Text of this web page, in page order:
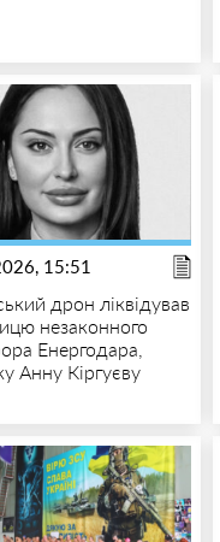
15:51
дрон ліквідував
незаконного
Енергодара,
Анну Кіргуєву